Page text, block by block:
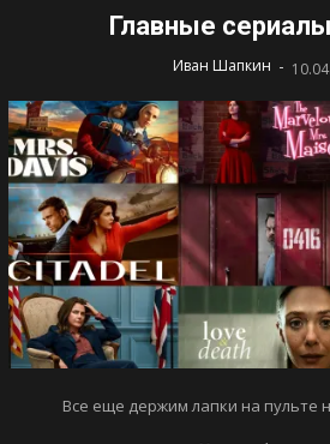
Главные
Иван Шапкин -
Все еще держим лапки на пульте